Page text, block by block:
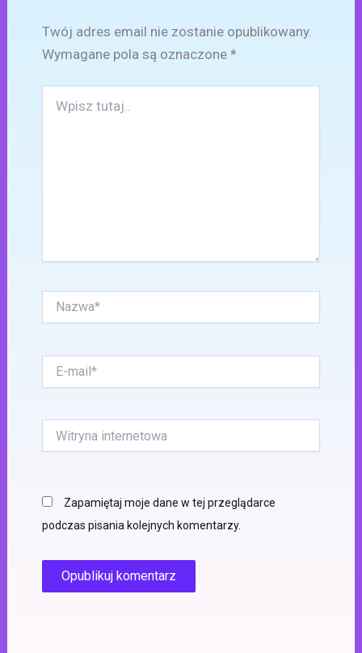
Twój adres email nie zostanie opublikowany.
Wymagane pola są oznaczone *
tutaj..
mail*
internetowa
Zapamiętaj moje dane w tej przeglądarce
podczas pisania kolejnych komentarzy.